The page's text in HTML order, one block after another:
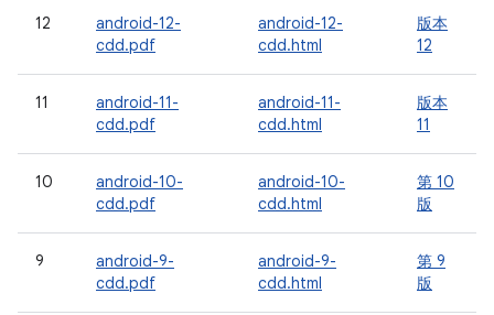
12
android-12-
cdd.pdf
android-12-
cdd.html
版本
12
11
android-11-
cdd.pdf
android-11-
cdd.html
版本
11
10
android-10-
cdd.pdf
android-10-
cdd.html
第 10
版
9
android-9-
cdd.pdf
android-9-
cdd.html
第 9
版